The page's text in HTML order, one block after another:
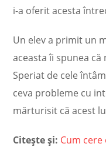
i-a oferit acesta
Un elev a primit un
aceasta îi spunea
Speriat de cele
ceva probleme cu
mărturisit că acest
Citește și: Cum